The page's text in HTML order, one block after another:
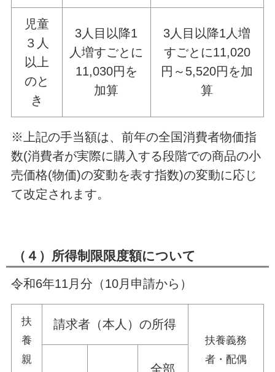
児童
３人
以上
のと
き
3人目以降1
人増すごとに
11,030円を
加算
3人目以降1人増
すごとに11,020
円～5,520円を加
算
※上記の手当額は、前年の全国消費者物価指
数(消費者が実際に購入する段階での商品の小
売価格(物価)の変動を表す指数)の変動に応じ
て改定されます。
（４）所得制限限度額について
令和6年11月分（10月申請から）
扶
養
親
請求者（本人）の所得
扶養義務
者・配偶
全部